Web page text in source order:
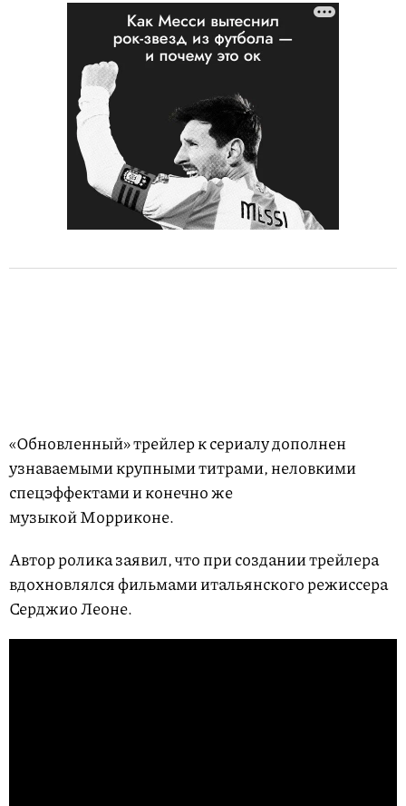
«Обновленный» трейлер к сериалу дополнен
узнаваемыми крупными титрами, неловкими
спецэффектами и конечно же
музыкой Морриконе.
Автор ролика заявил, что при создании трейлера
вдохновлялся фильмами итальянского режиссера
Серджио Леоне.